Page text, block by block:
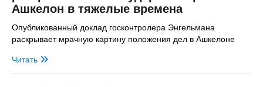
Ашкелон в тяжелые времена
Опубликованный доклад госконтролера Энгельмана
раскрывает мрачную картину положения дел в Ашкелоне
Читать